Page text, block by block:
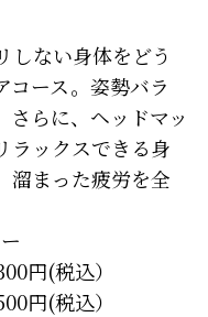
しない身体をどう
コース。姿勢バラ
さらに、ヘッドマッ
ラックスできる身
溜まった疲労を全
(税込）
(税込）